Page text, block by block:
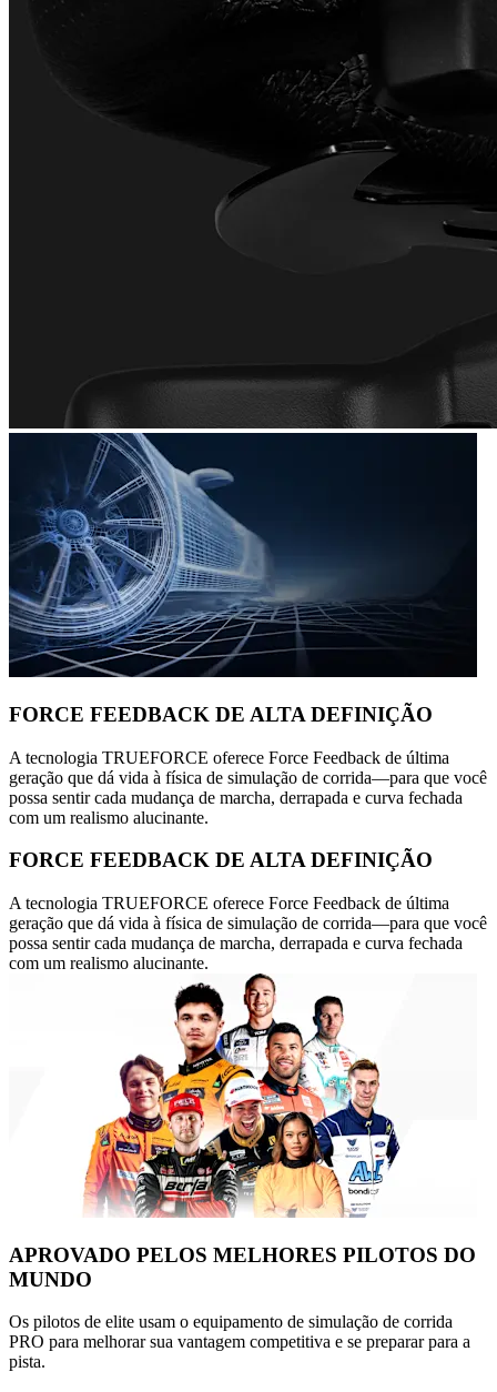
FORCE FEEDBACK DE ALTA DEFINIÇÃO
A tecnologia TRUEFORCE oferece Force Feedback de última
geração que dá vida à física de simulação de corrida—para que você
possa sentir cada mudança de marcha, derrapada e curva fechada
com um realismo alucinante.
FORCE FEEDBACK DE ALTA DEFINIÇÃO
A tecnologia TRUEFORCE oferece Force Feedback de última
geração que dá vida à física de simulação de corrida—para que você
possa sentir cada mudança de marcha, derrapada e curva fechada
com um realismo alucinante.
APROVADO PELOS MELHORES PILOTOS DO
MUNDO
Os pilotos de elite usam o equipamento de simulação de corrida
PRO para melhorar sua vantagem competitiva e se preparar para a
pista.